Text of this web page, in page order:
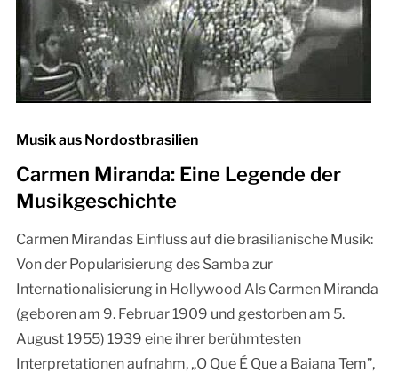
Musik aus Nordostbrasilien
Carmen Miranda: Eine Legende der
Musikgeschichte
Carmen Mirandas Einfluss auf die brasilianische Musik:
Von der Popularisierung des Samba zur
Internationalisierung in Hollywood Als Carmen Miranda
(geboren am 9. Februar 1909 und gestorben am 5.
August 1955) 1939 eine ihrer berühmtesten
Interpretationen aufnahm, „O Que É Que a Baiana Tem”,